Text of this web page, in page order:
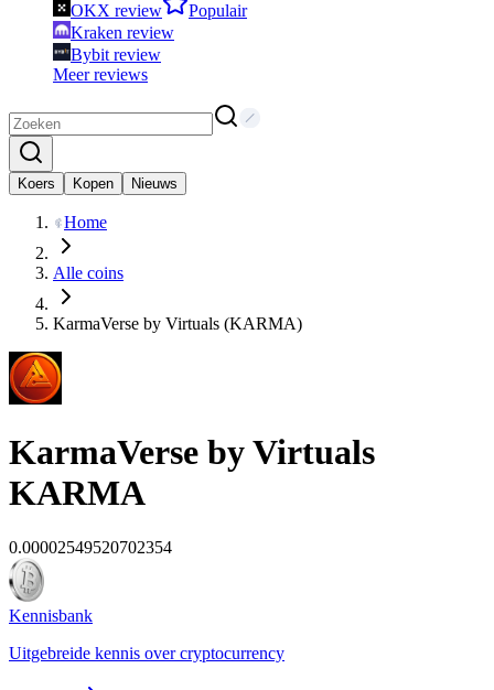
OKX review
Populair
Kraken review
Bybit review
Meer reviews
Koers Kopen Nieuws
Home
Alle coins
KarmaVerse by Virtuals (KARMA)
KarmaVerse by Virtuals
KARMA
0.00002549520702354
Kennisbank
Uitgebreide kennis over cryptocurrency